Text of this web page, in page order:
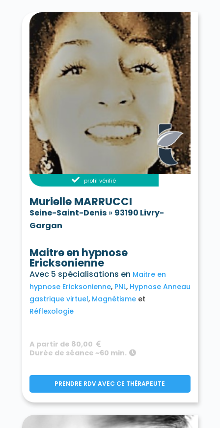
profil vérifié
Murielle MARRUCCI
Seine-Saint-Denis» 93190 Livry-
Gargan
Maitre en hypnose
Ericksonienne
Avec 5 spécialisations en Maitre en
hypnose Ericksonienne PNL Hypnose Anneau
gastrique virtuel Magnétisme
Réflexologie
A partir de 80,00
Durée de séance ~60 min.
PRENDRE RDV AVEC CE THÉRAPEUTE